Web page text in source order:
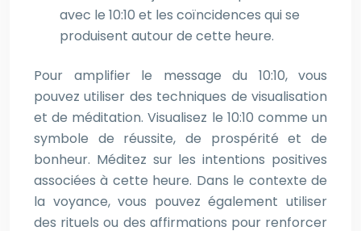
avec le 10:10 et les coïncidences qui se
produisent autour de cette heure.
Pour amplifier le message du 10:10, vous
pouvez utiliser des techniques de visualisation
et de méditation. Visualisez le 10:10 comme un
symbole de réussite, de prospérité et de
bonheur. Méditez sur les intentions positives
associées à cette heure. Dans le contexte de
la voyance, vous pouvez également utiliser
des rituels ou des affirmations pour renforcer